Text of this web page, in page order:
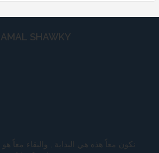
SHAWKY
نكون معاً هذه هي البداية , والبقاء معاً